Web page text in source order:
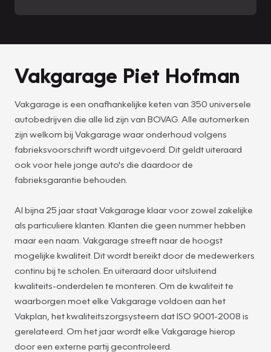
Vakgarage Piet Hofman
Vakgarage is een onafhankelijke keten van 350 universele
autobedrijven die alle lid zijn van BOVAG. Alle automerken
zijn welkom bij Vakgarage waar onderhoud volgens
fabrieksvoorschrift wordt uitgevoerd. Dit geldt uiteraard
ook voor hele jonge auto's die daardoor de
fabrieksgarantie behouden.
Al bijna 25 jaar staat Vakgarage klaar voor zowel zakelijke
als particuliere klanten. Klanten die geen nummer hebben
maar een naam. Vakgarage streeft naar de hoogst
mogelijke kwaliteit. Dit wordt bereikt door de medewerkers
continu bij te scholen. En uiteraard door uitsluitend
kwaliteits-onderdelen te monteren. Om de kwaliteit te
waarborgen moet elke Vakgarage voldoen aan het
Vakplan, het kwaliteitszorgsysteem dat ISO 9001-2008 is
gerelateerd. Om het jaar wordt elke Vakgarage hierop
door een externe partij gecontroleerd.